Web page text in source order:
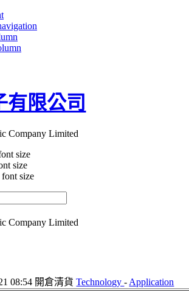
有限公司
Company Limited
Company Limited
08:54 開倉清貨Technology- Application